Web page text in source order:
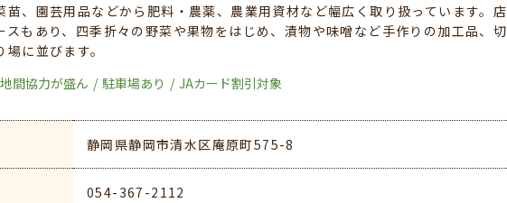
苗、園芸用品などから肥料・農薬、農業用資材など幅広く取り扱っています。店
スもあり、四季折々の野菜や果物をはじめ、漬物や味噌など手作りの加工品、切
に並びます。
間協力が盛ん 駐車場あり JAカード割引対象
静岡県静岡市清水区庵原町575-8
054-367-2112